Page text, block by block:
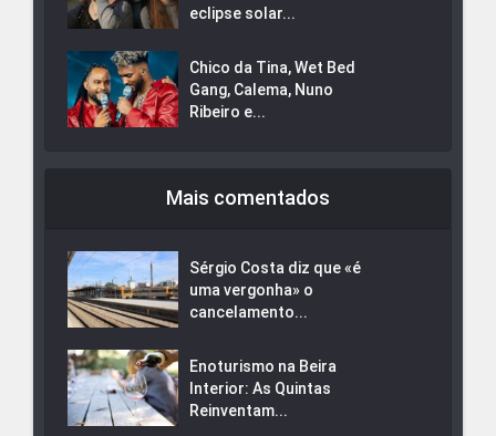
eclipse solar...
Chico da Tina, Wet Bed
Gang, Calema, Nuno
Ribeiro e...
Mais comentados
Sérgio Costa diz que «é
uma vergonha» o
cancelamento...
Enoturismo na Beira
Interior: As Quintas
Reinventam...